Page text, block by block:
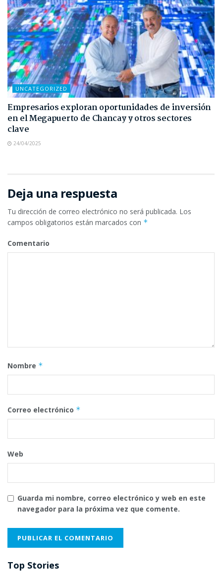
UNCATEGORIZED
Empresarios exploran oportunidades de inversión
en el Megapuerto de Chancay y otros sectores
clave
24/04/2025
Deja una respuesta
Tu dirección de correo electrónico no será publicada. Los
campos obligatorios están marcados con *
Comentario
Nombre *
Correo electrónico *
Web
Guarda mi nombre, correo electrónico y web en este
navegador para la próxima vez que comente.
Top Stories